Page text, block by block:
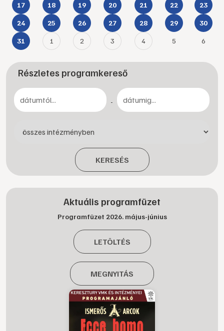
17 18 19 20 21 22 23
24 25 26 27 28 29 30
31 1 2 3 4 5 6
Részletes programkereső
-
KERESÉS
Aktuális programfüzet
Programfüzet 2026. május-június
LETÖLTÉS
MEGNYITÁS